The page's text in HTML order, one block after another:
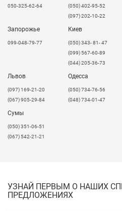
050-325-62-64
(050) 402-95-52
(097) 202-10-22
Запорожье
099-048-79-77
Киев
(050) 343- 81- 47
(099) 567-60-89
(044) 205-36-73
Львов
​(097) 169-21-20
(067) 905-29-84
Одесса
(050) 734-76-56
(048) 734-01-47
Сумы
(050) 351-06-51
(067) 542-21-21
УЗНАЙ ПЕРВЫМ О НАШИХ
ПРЕДЛОЖЕНИЯХ